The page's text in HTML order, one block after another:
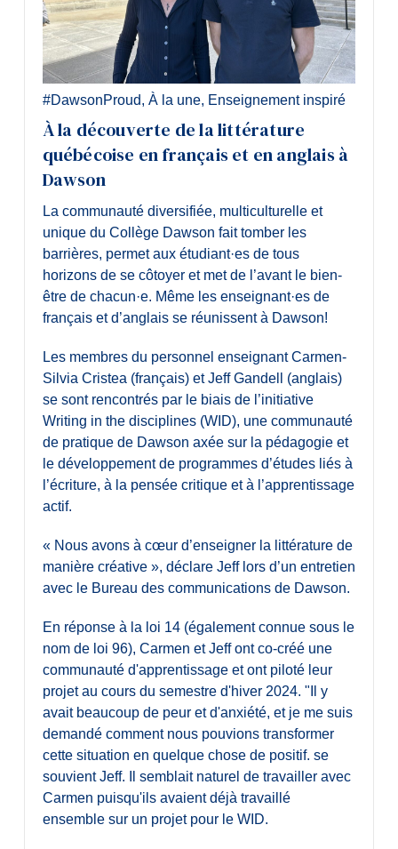
#DawsonProud, À la une, Enseignement inspiré
À la découverte de la littérature
québécoise en français et en anglais à
Dawson
La communauté diversifiée, multiculturelle et
unique du Collège Dawson fait tomber les
barrières, permet aux étudiant·es de tous
horizons de se côtoyer et met de l’avant le bien-
être de chacun·e. Même les enseignant·es de
français et d’anglais se réunissent à Dawson!
Les membres du personnel enseignant Carmen-
Silvia Cristea (français) et Jeff Gandell (anglais)
se sont rencontrés par le biais de l’initiative
Writing in the disciplines (WID), une communauté
de pratique de Dawson axée sur la pédagogie et
le développement de programmes d’études liés à
l’écriture, à la pensée critique et à l’apprentissage
actif.
« Nous avons à cœur d’enseigner la littérature de
manière créative », déclare Jeff lors d’un entretien
avec le Bureau des communications de Dawson.
En réponse à la loi 14 (également connue sous le
nom de loi 96), Carmen et Jeff ont co-créé une
communauté d'apprentissage et ont piloté leur
projet au cours du semestre d'hiver 2024. "Il y
avait beaucoup de peur et d'anxiété, et je me suis
demandé comment nous pouvions transformer
cette situation en quelque chose de positif. se
souvient Jeff. Il semblait naturel de travailler avec
Carmen puisqu'ils avaient déjà travaillé
ensemble sur un projet pour le WID.
La vie à Dawson
Qui vous êtes
Futurs étudiants
Corps enseignant et personnel
administratif